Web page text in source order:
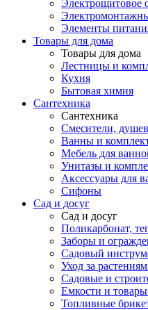
Электрощитовое
Элементы
Товары для дома
Товары для дома
Лестницы и
Кухня
Бытовая химия
Сантехника
Сантехника
Смесители,
Ванны и
Мебель для
Унитазы и
Аксессуары для
Сифоны
Сад и досуг
Сад и досуг
Поликарбонат,
Заборы и
Садовый
Уход за
Садовые и
Емкости и
Топливные